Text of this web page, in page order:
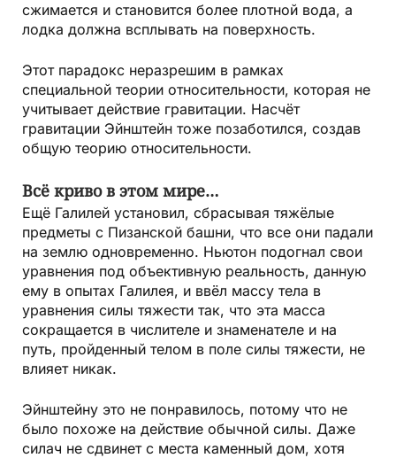
сжимается и становится более плотной вода, а
лодка должна всплывать на поверхность.
Этот парадокс неразрешим в рамках
специальной теории относительности, которая не
учитывает действие гравитации. Насчёт
гравитации Эйнштейн тоже позаботился, создав
общую теорию относительности.
Всё криво в этом мире…
Ещё Галилей установил, сбрасывая тяжёлые
предметы с Пизанской башни, что все они падали
на землю одновременно. Ньютон подогнал свои
уравнения под объективную реальность, данную
ему в опытах Галилея, и ввёл массу тела в
уравнения силы тяжести так, что эта масса
сокращается в числителе и знаменателе и на
путь, пройденный телом в поле силы тяжести, не
влияет никак.
Эйнштейну это не понравилось, потому что не
было похоже на действие обычной силы. Даже
силач не сдвинет с места каменный дом, хотя